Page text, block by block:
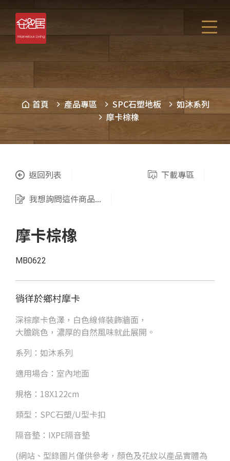
首頁 產品專區 SPC石塑地板
如沐系列
摩卡棕橡
返回列表
下載專區
我想詢問這件商品...
摩卡棕橡
MB0622
徜徉於鄉村摩卡
深棕摩卡色澤，白色線條裝飾牆面，
大膽跳色，濃厚的自然風味就此展開。
系列：如沐系列
適用場合：室內地面
規格：18X122cm
類型：SPC石塑/U型卡扣
隔音墊：IXPE隔音墊
(網站、型錄圖片僅供參考，顏色及花紋以產品實體為